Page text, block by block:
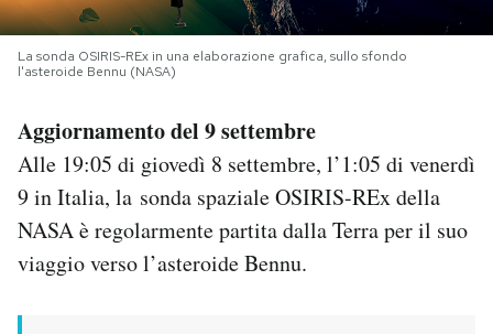
SHOP
CALENDARIO
AREA PERSONALE
Area Personale
Newsletter
Notifiche mobile
La sonda OSIRIS-REx in una elaborazione grafica, sullo sfondo
l'asteroide Bennu (NASA)
Aggiornamento del 9 settembre
Alle 19:05 di giovedì 8 settembre, l’1:05 di venerdì
9 in Italia, la sonda spaziale OSIRIS-REx della
NASA è regolarmente partita dalla Terra per il suo
viaggio verso l’asteroide Bennu.